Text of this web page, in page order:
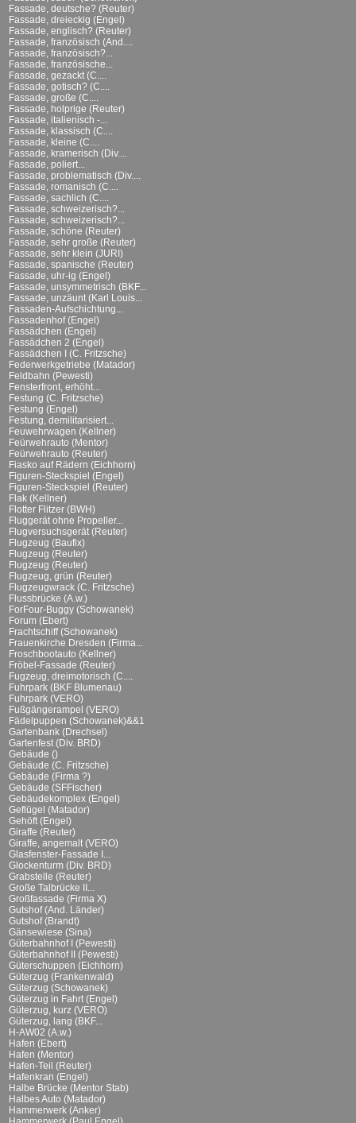
Fassade, deutsche? (Reuter)
Fassade, dreieckig (Engel)
Fassade, englisch? (Reuter)
Fassade, französisch (And....
Fassade, französisch?...
Fassade, französische...
Fassade, gezackt (C....
Fassade, gotisch? (C....
Fassade, große (C....
Fassade, holprige (Reuter)
Fassade, italienisch -...
Fassade, klassisch (C....
Fassade, kleine (C....
Fassade, kramerisch (Div....
Fassade, poliert...
Fassade, problematisch (Div....
Fassade, romanisch (C....
Fassade, sachlich (C....
Fassade, schweizerisch?...
Fassade, schweizerisch?...
Fassade, schöne (Reuter)
Fassade, sehr große (Reuter)
Fassade, sehr klein (JURI)
Fassade, spanische (Reuter)
Fassade, uhr-ig (Engel)
Fassade, unsymmetrisch (BKF...
Fassade, unzäunt (Karl Louis...
Fassaden-Aufschichtung...
Fassadenhof (Engel)
Fassädchen (Engel)
Fassädchen 2 (Engel)
Fassädchen I (C. Fritzsche)
Federwerkgetriebe (Matador)
Feldbahn (Pewesti)
Fensterfront, erhöht...
Festung (C. Fritzsche)
Festung (Engel)
Festung, demilitarisiert...
Feuwehrwagen (Kellner)
Feürwehrauto (Mentor)
Feürwehrauto (Reuter)
Fiasko auf Rädern (Eichhorn)
Figuren-Steckspiel (Engel)
Figuren-Steckspiel (Reuter)
Flak (Kellner)
Flotter Flitzer (BWH)
Fluggerät ohne Propeller...
Flugversuchsgerät (Reuter)
Flugzeug (Baufix)
Flugzeug (Reuter)
Flugzeug (Reuter)
Flugzeug, grün (Reuter)
Flugzeugwrack (C. Fritzsche)
Flussbrücke (A.w.)
ForFour-Buggy (Schowanek)
Forum (Ebert)
Frachtschiff (Schowanek)
Frauenkirche Dresden (Firma...
Froschbootauto (Kellner)
Fröbel-Fassade (Reuter)
Fugzeug, dreimotorisch (C....
Fuhrpark (BKF Blumenau)
Fuhrpark (VERO)
Fußgängerampel (VERO)
Fädelpuppen (Schowanek)&&1
Gartenbank (Drechsel)
Gartenfest (Div. BRD)
Gebäude ()
Gebäude (C. Fritzsche)
Gebäude (Firma ?)
Gebäude (SFFischer)
Gebäudekomplex (Engel)
Geflügel (Matador)
Gehöft (Engel)
Giraffe (Reuter)
Giraffe, angemalt (VERO)
Glasfenster-Fassade I...
Glockenturm (Div. BRD)
Grabstelle (Reuter)
Große Talbrücke II...
Großfassade (Firma X)
Gutshof (And. Länder)
Gutshof (Brandt)
Gänsewiese (Sina)
Güterbahnhof I (Pewesti)
Güterbahnhof II (Pewesti)
Güterschuppen (Eichhorn)
Güterzug (Frankenwald)
Güterzug (Schowanek)
Güterzug in Fahrt (Engel)
Güterzug, kurz (VERO)
Güterzug, lang (BKF...
H-AW02 (A.w.)
Hafen (Ebert)
Hafen (Mentor)
Hafen-Teil (Reuter)
Hafenkran (Engel)
Halbe Brücke (Mentor Stab)
Halbes Auto (Matador)
Hammerwerk (Anker)